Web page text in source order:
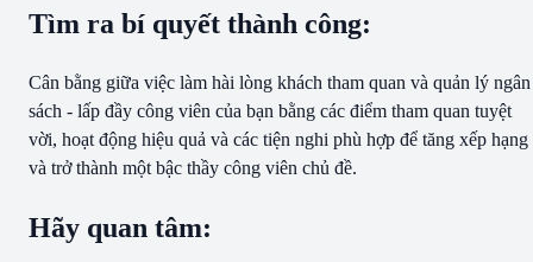
Tìm ra bí quyết thành công:
Cân bằng giữa việc làm hài lòng khách tham quan và quản lý ngân
sách - lấp đầy công viên của bạn bằng các điểm tham quan tuyệt
vời, hoạt động hiệu quả và các tiện nghi phù hợp để tăng xếp hạng
và trở thành một bậc thầy công viên chủ đề.
Hãy quan tâm: